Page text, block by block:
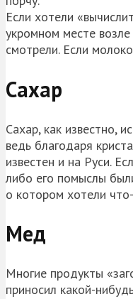
Если хотели
укромном месте
смотрели. Если
Сахар
Сахар, как известно,
ведь благодаря
известен и на Руси.
либо его помыслы
о котором хотели
Мед
Многие продукты
приносил какой-